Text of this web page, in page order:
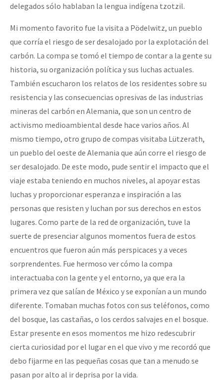
delegados sólo hablaban la lengua indígena tzotzil.
Mi momento favorito fue la visita a Pödelwitz, un pueblo
que corría el riesgo de ser desalojado por la explotación del
carbón. La compa se tomó el tiempo de contar a la gente su
historia, su organización política y sus luchas actuales.
También escucharon los relatos de los residentes sobre su
resistencia y las consecuencias opresivas de las industrias
mineras del carbón en Alemania, que son un centro de
activismo medioambiental desde hace varios años. Al
mismo tiempo, otro grupo de compas visitaba Lützerath,
un pueblo del oeste de Alemania que aún corre el riesgo de
ser desalojado. De este modo, pude sentir el impacto que el
viaje estaba teniendo en muchos niveles, al apoyar estas
luchas y proporcionar esperanza e inspiración a las
personas que resisten y luchan por sus derechos en estos
lugares. Como parte de la red de organización, tuve la
suerte de presenciar algunos momentos fuera de estos
encuentros que fueron aún más perspicaces y a veces
sorprendentes. Fue hermoso ver cómo la compa
interactuaba con la gente y el entorno, ya que era la
primera vez que salían de México y se exponían a un mundo
diferente. Tomaban muchas fotos con sus teléfonos, como
del bosque, las castañas, o los cerdos salvajes en el bosque.
Estar presente en esos momentos me hizo redescubrir
cierta curiosidad por el lugar en el que vivo y me recordó que
debo fijarme en las pequeñas cosas que tan a menudo se
pasan por alto al ir deprisa por la vida.